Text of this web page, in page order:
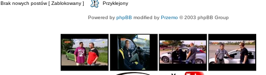
Brak nowych postów [ Zablokowany ] Przyklejony
Powered by phpBB modified by Przemo © 2003 phpBB Group